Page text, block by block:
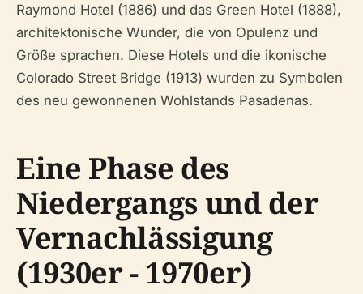
Raymond Hotel (1886) und das Green Hotel (1888),
architektonische Wunder, die von Opulenz und
Größe sprachen. Diese Hotels und die ikonische
Colorado Street Bridge (1913) wurden zu Symbolen
des neu gewonnenen Wohlstands Pasadenas.
Eine Phase des
Niedergangs und der
Vernachlässigung
(1930er - 1970er)